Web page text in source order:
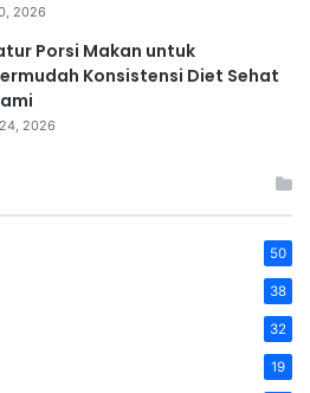
2026
Porsi Makan untuk
Konsistensi Diet Sehat
2026
50
38
32
19